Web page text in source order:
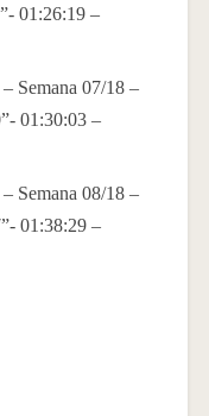
01:26:19 –
Semana 07/18 –
01:30:03 –
Semana 08/18 –
01:38:29 –